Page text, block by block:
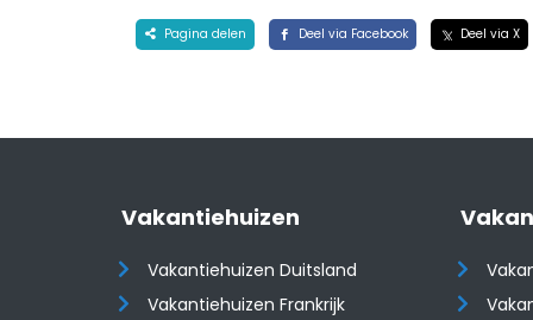
Pagina delen Deel via Facebook Deel via X
Vakantiehuizen
Vakantiehuizen Duitsland
Vakantiehuizen Frankrijk